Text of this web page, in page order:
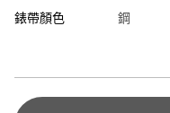
錶帶顏色 鋼